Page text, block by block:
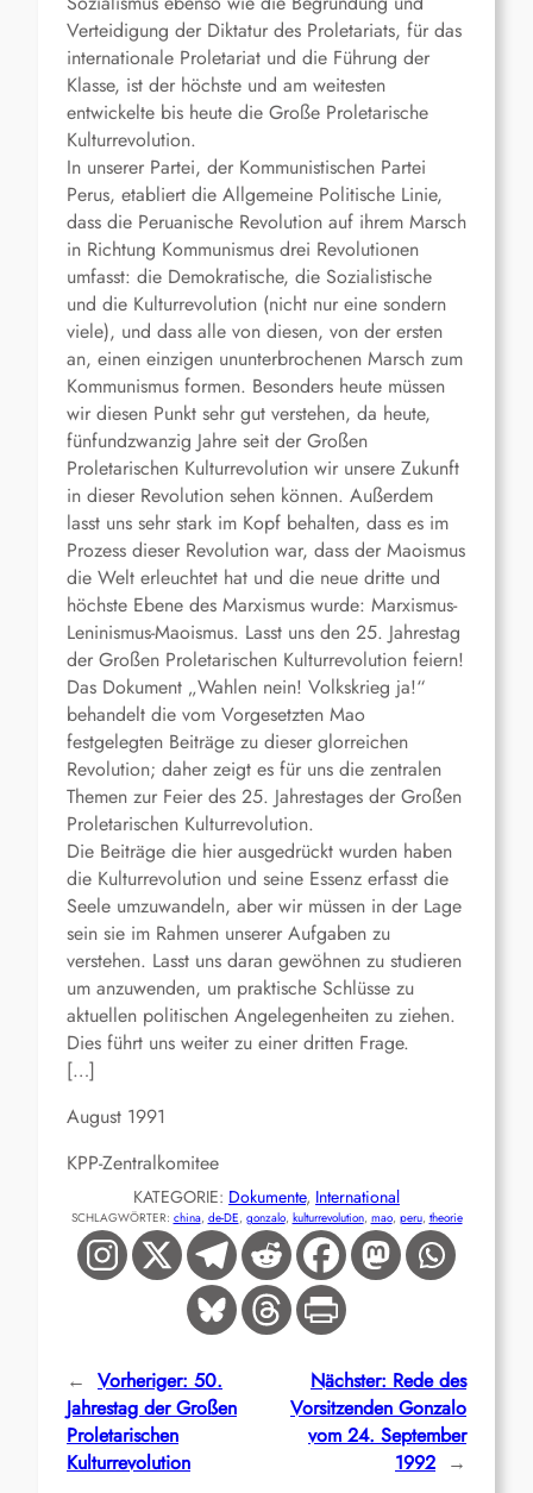
Verteidigung der Diktatur des Proletariats, für das
internationale Proletariat und die Führung der
Klasse, ist der höchste und am weitesten
entwickelte bis heute die Große Proletarische
Kulturrevolution.
In unserer Partei, der Kommunistischen Partei
Perus, etabliert die Allgemeine Politische Linie,
dass die Peruanische Revolution auf ihrem Marsch
in Richtung Kommunismus drei Revolutionen
umfasst: die Demokratische, die Sozialistische
und die Kulturrevolution (nicht nur eine sondern
viele), und dass alle von diesen, von der ersten
an, einen einzigen ununterbrochenen Marsch zum
Kommunismus formen. Besonders heute müssen
wir diesen Punkt sehr gut verstehen, da heute,
fünfundzwanzig Jahre seit der Großen
Proletarischen Kulturrevolution wir unsere Zukunft
in dieser Revolution sehen können. Außerdem
lasst uns sehr stark im Kopf behalten, dass es im
Prozess dieser Revolution war, dass der Maoismus
die Welt erleuchtet hat und die neue dritte und
höchste Ebene des Marxismus wurde: Marxismus-
Leninismus-Maoismus. Lasst uns den 25. Jahrestag
der Großen Proletarischen Kulturrevolution feiern!
Das Dokument „Wahlen nein! Volkskrieg ja!“
behandelt die vom Vorgesetzten Mao
festgelegten Beiträge zu dieser glorreichen
Revolution; daher zeigt es für uns die zentralen
Themen zur Feier des 25. Jahrestages der Großen
Proletarischen Kulturrevolution.
Die Beiträge die hier ausgedrückt wurden haben
die Kulturrevolution und seine Essenz erfasst die
Seele umzuwandeln, aber wir müssen in der Lage
sein sie im Rahmen unserer Aufgaben zu
verstehen. Lasst uns daran gewöhnen zu studieren
um anzuwenden, um praktische Schlüsse zu
aktuellen politischen Angelegenheiten zu ziehen.
Dies führt uns weiter zu einer dritten Frage.
[…]
August 1991
KPP-Zentralkomitee
KATEGORIE: Dokumente, International
SCHLAGWÖRTER: china, de-DE, gonzalo, kulturrevolution, mao, peru, theorie
← Vorheriger: 50.
Jahrestag der Großen
Proletarischen
Kulturrevolution
Nächster: Rede des
Vorsitzenden Gonzalo
vom 24. September
1992 →